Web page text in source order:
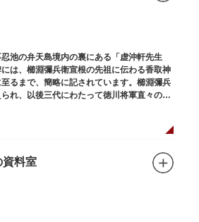
池の弁天島境内の裏にある「虚沖軒先生
は、櫛淵彌兵衛宣根の先祖に伝わる香取神
るまで、簡略に記されています。櫛淵彌兵
れ、以後三代にわたって徳川将軍直々の護
資料室